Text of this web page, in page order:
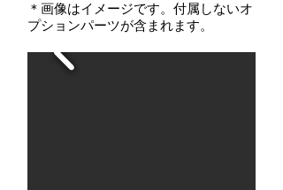
＊画像はイメージです。付属しないオ
プションパーツが含まれます。